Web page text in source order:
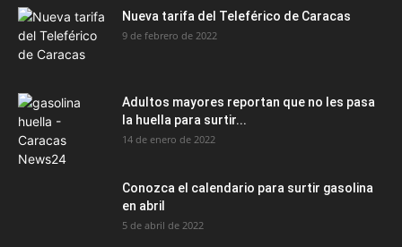
Nueva tarifa del Teleférico de Caracas
9 de febrero de 2022
Adultos mayores reportan que no les pasa
la huella para surtir...
14 de enero de 2022
Conozca el calendario para surtir gasolina
en abril
5 de abril de 2022